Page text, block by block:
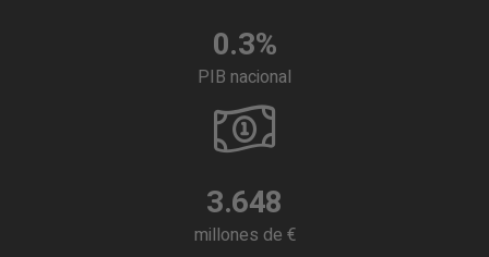
PIB nacional
0.3%
millones de €
3.648